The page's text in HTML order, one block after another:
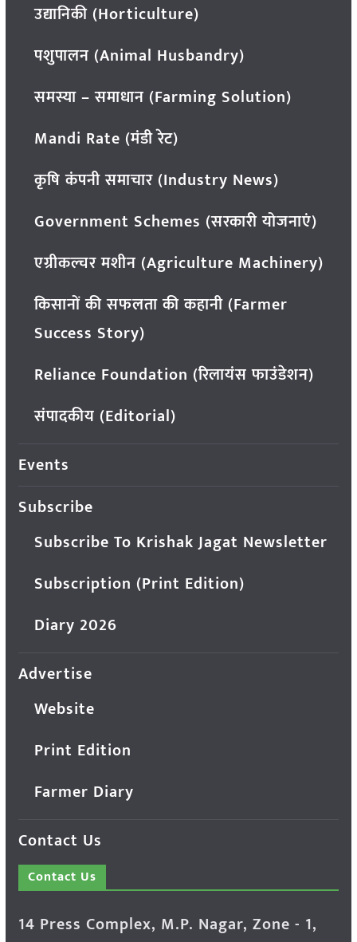
उद्यानिकी (Horticulture)
पशुपालन (Animal Husbandry)
समस्या – समाधान (Farming Solution)
Mandi Rate (मंडी रेट)
कृषि कंपनी समाचार (Industry News)
Government Schemes (सरकारी योजनाएं)
एग्रीकल्चर मशीन (Agriculture Machinery)
किसानों की सफलता की कहानी (Farmer
Success Story)
Reliance Foundation (रिलायंस फाउंडेशन)
संपादकीय (Editorial)
Events
Subscribe
Subscribe To Krishak Jagat Newsletter
Subscription (Print Edition)
Diary 2026
Advertise
Website
Print Edition
Farmer Diary
Contact Us
Contact Us
14 Press Complex, M.P. Nagar, Zone - 1,